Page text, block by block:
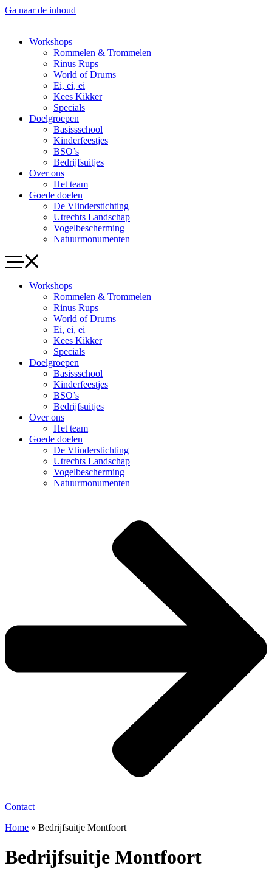
Ga naar de inhoud
Workshops
Rommelen & Trommelen
Rinus Rups
World of Drums
Ei, ei, ei
Kees Kikker
Specials
Doelgroepen
Basissschool
Kinderfeestjes
BSO’s
Bedrijfsuitjes
Over ons
Het team
Goede doelen
De Vlinderstichting
Utrechts Landschap
Vogelbescherming
Natuurmonumenten
Workshops
Rommelen & Trommelen
Rinus Rups
World of Drums
Ei, ei, ei
Kees Kikker
Specials
Doelgroepen
Basissschool
Kinderfeestjes
BSO’s
Bedrijfsuitjes
Over ons
Het team
Goede doelen
De Vlinderstichting
Utrechts Landschap
Vogelbescherming
Natuurmonumenten
Contact
Home » Bedrijfsuitje Montfoort
Bedrijfsuitje Montfoort